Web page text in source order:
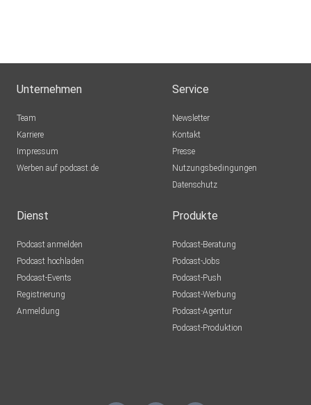
Unternehmen
Team
Karriere
Impressum
Werben auf podcast.de
Service
Newsletter
Kontakt
Presse
Nutzungsbedingungen
Datenschutz
Dienst
Podcast anmelden
Podcast hochladen
Podcast-Events
Registrierung
Anmeldung
Produkte
Podcast-Beratung
Podcast-Jobs
Podcast-Push
Podcast-Werbung
Podcast-Agentur
Podcast-Produktion